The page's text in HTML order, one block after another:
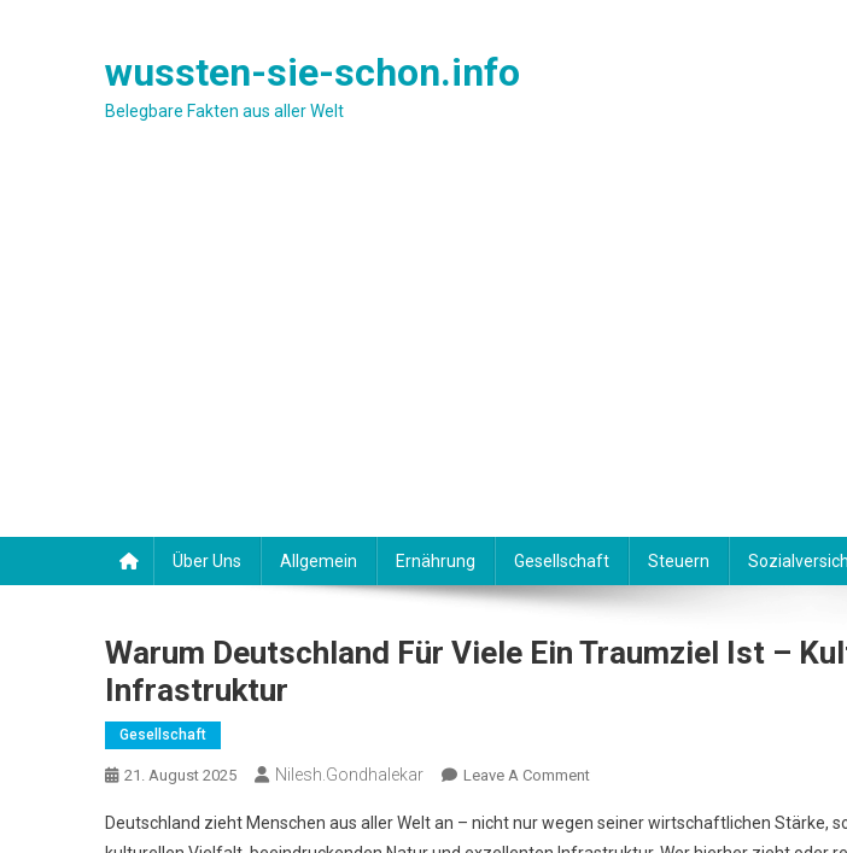
wussten-sie-schon.info
Belegbare Fakten aus aller Welt
Über Uns Allgemein Ernährung Gesellschaft Steuern
Warum Deutschland Für Viele Ein Traumziel Ist –
Infrastruktur
Gesellschaft
21. August 2025 Nilesh.gondhalekar Leave A CommentOn
Deutschland
Deutschland zieht Menschen aus aller Welt an – nicht nur wegen seiner wirtschaftlichen Stärke,